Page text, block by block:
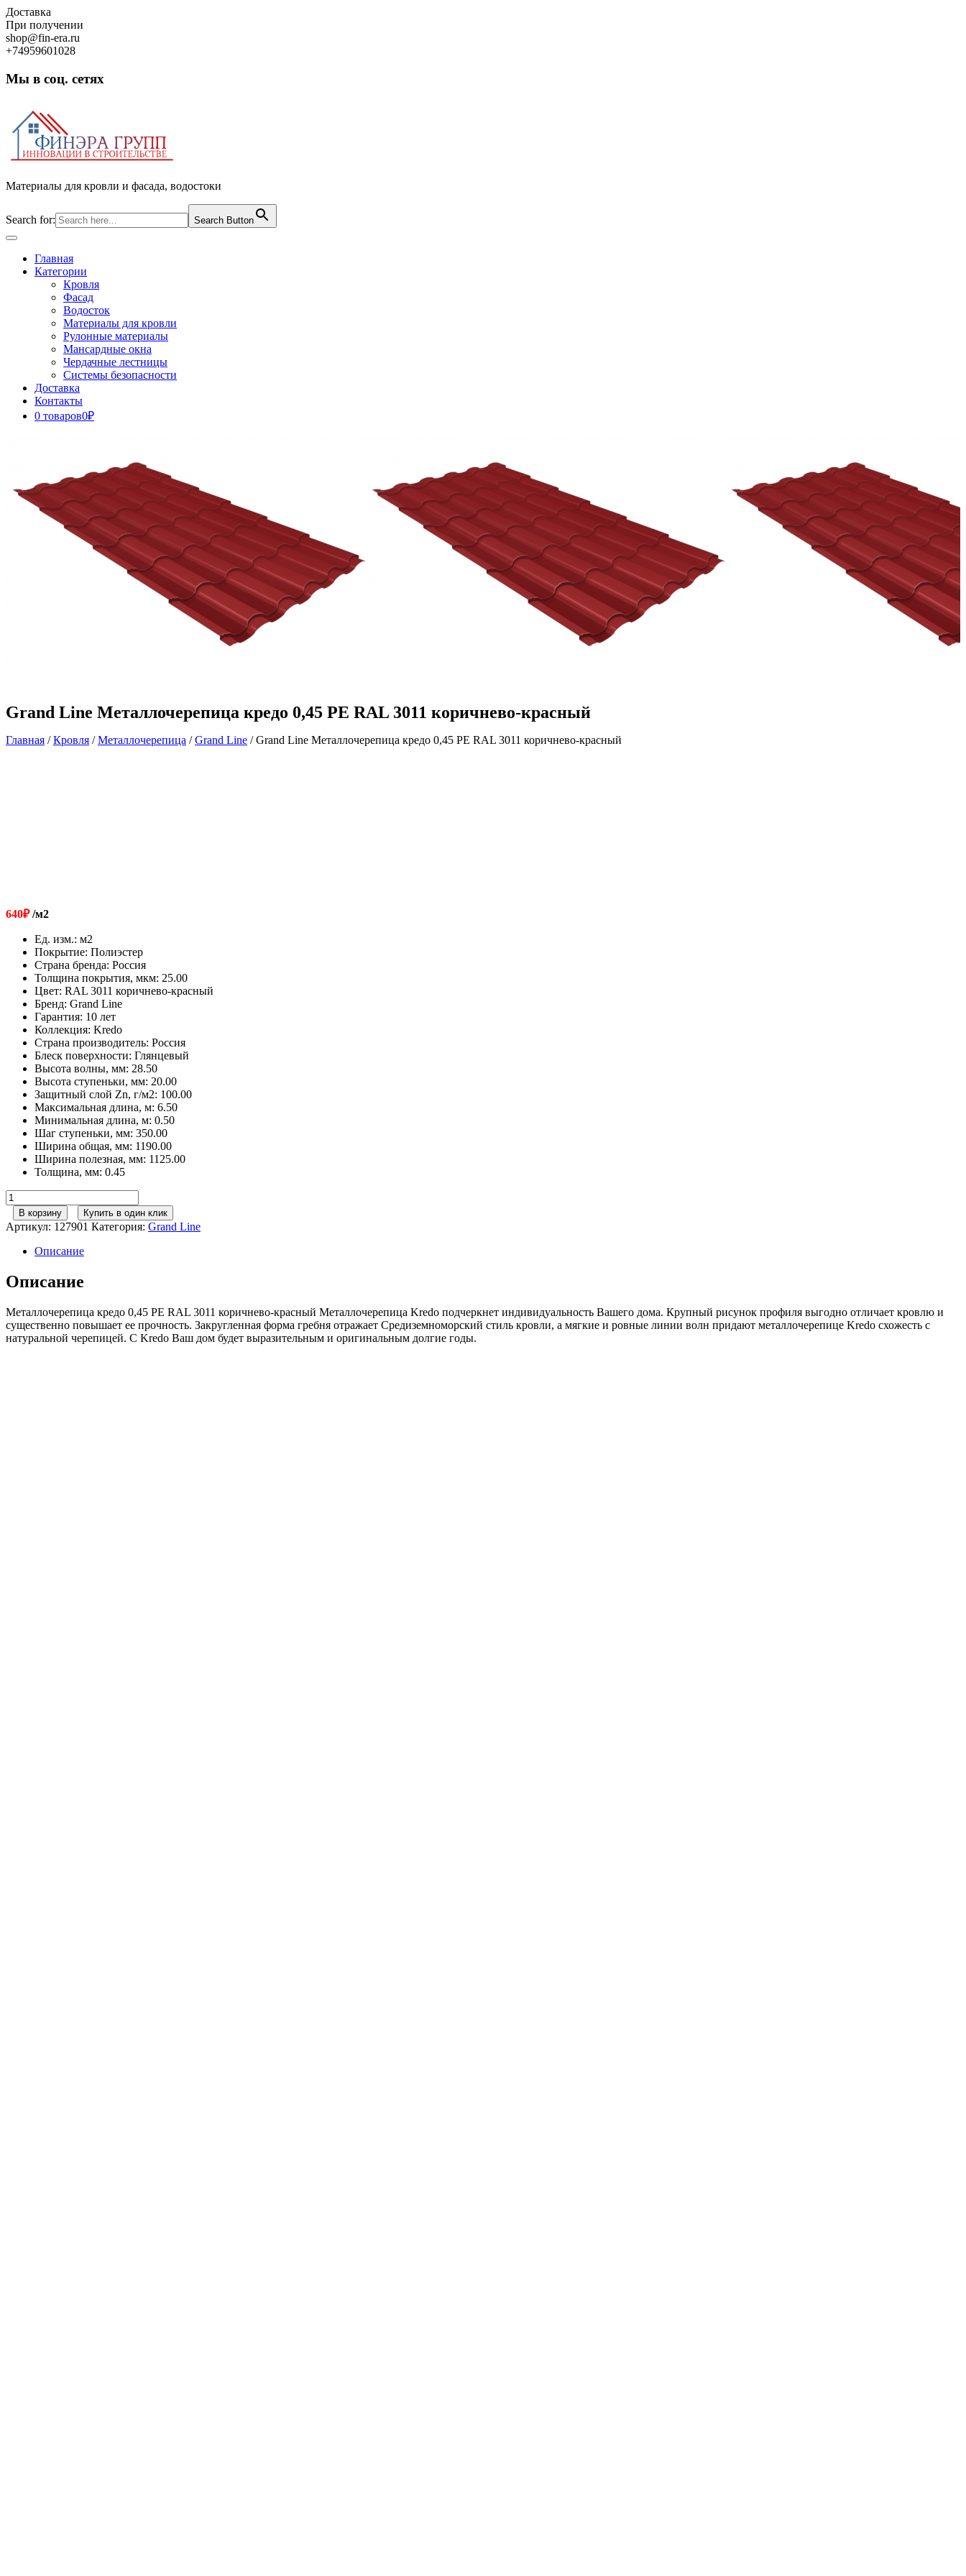
Skip
to
content
Доставка
При получении
shop@fin-era.ru
+74959601028
Мы в соц. сетях
Материалы для кровли и фасада, водостоки
Search for: Search Button
Open
ButtonГлавная
Категории
Кровля
Фасад
Водосток
Материалы для кровли
Рулонные материалы
Мансардные окна
Чердачные лестницы
Системы безопасности
Доставка
Контакты
0 товаров0₽
Grand Line Металлочерепица кредо 0,45 PE RAL 3011 коричнево-красный
Главная /Кровля /Металлочерепица /Grand Line / Grand Line Металлочерепица кредо 0,45 PE RAL 3011 коричнево-красный
640₽/м2
Ед. изм.: м2
Покрытие: Полиэстер
Страна бренда: Россия
Толщина покрытия, мкм: 25.00
Цвет: RAL 3011 коричнево-красный
Бренд: Grand Line
Гарантия: 10 лет
Коллекция: Kredo
Страна производитель: Россия
Блеск поверхности: Глянцевый
Высота волны, мм: 28.50
Высота ступеньки, мм: 20.00
Защитный слой Zn, г/м2: 100.00
Максимальная длина, м: 6.50
Минимальная длина, м: 0.50
Шаг ступеньки, мм: 350.00
Ширина общая, мм: 1190.00
Ширина полезная, мм: 1125.00
Толщина, мм: 0.45
Количество
товара
Grand
Line
Металлочерепица
0,45
PE
3011
коричнево-
красный
В корзину Купить в один клик
Артикул: 127901 Категория: Grand Line
Описание
Описание
Металлочерепица кредо 0,45 PE RAL 3011 коричнево-красный Металлочерепица Kredo подчеркнет индивидуальность Вашего дома. Крупный рисунок профиля выгодно отличает кровлю и
существенно повышает ее прочность. Закругленная форма гребня отражает Средиземноморский стиль кровли, а мягкие и ровные линии волн придают металлочерепице Kredo схожесть с
натуральной черепицей. С Kredo Ваш дом будет выразительным и оригинальным долгие годы.